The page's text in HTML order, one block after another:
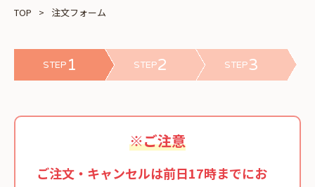
TOP 注文フォーム
STEP 1 STEP2 STEP3
※ご注意
ご注文・キャンセルは前日17時までにお